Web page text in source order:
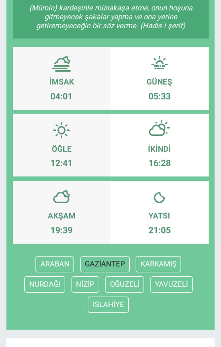
(Mümin) kardeşinle münakaşa etme, onun hoşuna
gitmeyecek şakalar yapma ve ona yerine
getiremeyeceğin bir söz verme. (Hadis-i şerif)
İMSAK
04:01
GÜNEŞ
05:33
ÖĞLE
12:41
İKINDI
16:28
AKŞAM
19:39
YATSI
21:05
ARABAN GAZİANTEP KARKAMIŞ
NURDAĞI NİZİP OĞUZELİ YAVUZELİ
İSLAHİYE